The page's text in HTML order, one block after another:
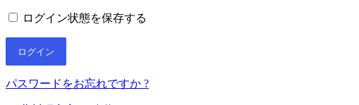
ログイン状態を保存する
パスワードをお忘れですか ?